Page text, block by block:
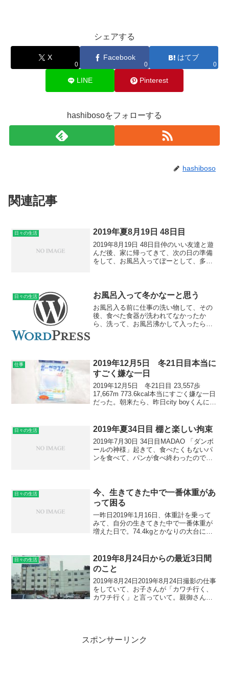
シェアする
X
0
Facebook
0
はてブ
0
LINE Pinterest
hashibosoをフォローする
hashiboso
関連記事
日々の生活 2019年夏8月19日 48日目
2019年8月19日 48日目仲のいい友達と遊
んだ後、家に帰ってきて、次の日の準備
をして、お風呂入ってぼーとして、多
テールの似合...
日々の生活 お風呂入って冬かなーと思う
お風呂入る前に仕事の洗い物して、その
後、食べた食器が洗われてなかったか
ら、洗って、お風呂沸かして入ったら、
仕事
2019年12月5日 冬21日目本当に
すごく嫌な一日
2019年12月5日 冬21日目 23,557歩
17,667m 773.6kcal本当にすごく嫌な一日
だった。朝来たら、昨日city boyくんに言
も、もともと恋愛で...
日々の生活 2019年夏34日目 棚と楽しい拘束
2019年7月30日 34日目MADAO 「ダンボ
ールの神様」起きて、食べたくもないパ
ンを食べて、パンが食べ終わったので、
れて、ロ...
日々の生活
今、生きてきた中で一番体重があ
って困る
一昨日2019年1月16日、体重計を乗って
みて、自分の生きてきた中で一番体重が
増えた日で。74.4kgとかなりの大台に行
てしまったから体重が増えてしまったん
だろう。体重...
日々の生活
2019年8月24日からの最近3日間
のこと
2019年8月24日2019年8月24日撮影の仕事
をしていて、お子さんが「カワチ行く、
カワチ行く」と言っていて。親御さんが
スポンサーリンク